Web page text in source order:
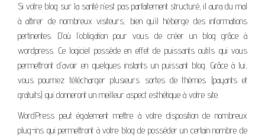
Si votre blog sur la santé n’est pas parfaitement structuré, il aura du mal
à attirer de nombreux visiteurs, bien qu’il héberge des informations
pertinentes. D’où l’obligation pour vous de créer un blog grâce à
wordpress. Ce logiciel possède en effet de puissants outils qui vous
permettront d’avoir en quelques instants un puissant blog. Grâce à lui,
vous pourriez télécharger plusieurs sortes de thèmes (payants et
gratuits) qui donneront un meilleur aspect esthétique à votre site.
WordPress peut également mettre à votre disposition de nombreux
plug-ins qui permettront à votre blog de posséder un certain nombre de